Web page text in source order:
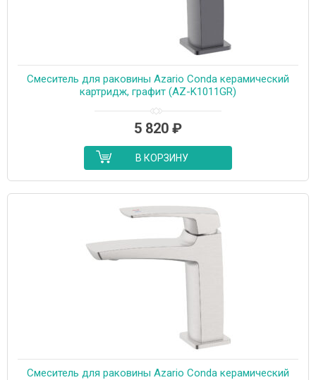
Cмеситель для раковины Azario Conda керамический
картридж, графит (AZ-K1011GR)
5 820 ₽
В КОРЗИНУ
Cмеситель для раковины Azario Conda керамический